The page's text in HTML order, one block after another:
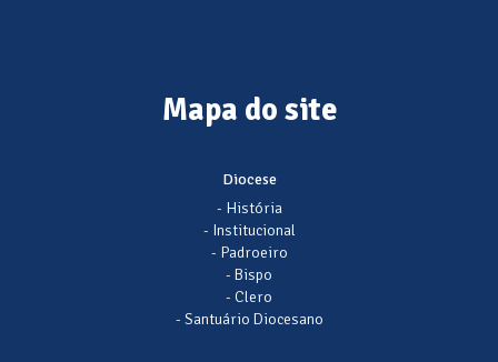
Mapa do site
Diocese
- História
- Institucional
- Padroeiro
- Bispo
- Clero
- Santuário Diocesano